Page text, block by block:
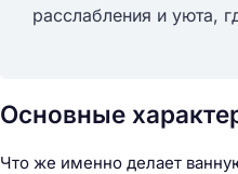
расслабления и уюта,
Основные
Что же именно делает